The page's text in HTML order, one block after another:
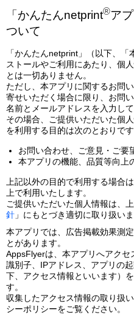
「かんたんnetprint®ア
ついて
「かんたんnetprint」（以下、
ストールやご利用にあたり、個
とは一切ありません。
ただし、本アプリに関するお問
寄せいただく場合に限り、お問
名前とメールアドレスを入力し
その場合、ご提供いただいた個
を利用する目的は次のとおりです
お問い合わせ、ご意見・ご要
本アプリの機能、品質等向上
上記以外の目的で利用する場合
上で利用いたします。
ご提供いただいた個人情報は、
針 」にもとづき適切に取り扱いま
本アプリでは、広告掲載効果測
とがあります。
AppsFlyerは、本アプリへアク
識別子、IPアドレス、アプリの
下、アクセス情報といいます）
す。
収集したアクセス情報の取り扱
シーポリシーをご覧ください。